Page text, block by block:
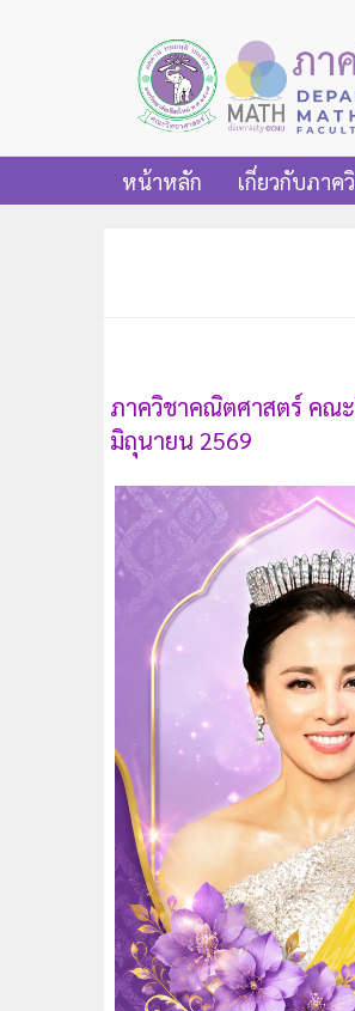
หน้าหลัก เกี่ยวกับภาค
ภาควิชาคณิตศาสตร์ คณ
มิถุนายน 2569